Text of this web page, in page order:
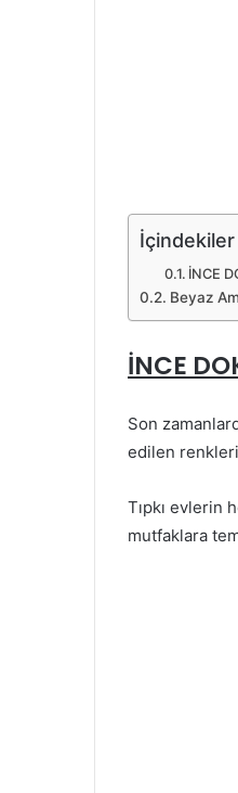
İçindekiler
İNCE
Beyaz
İNCE
Son
edilen
Tıpkı evlerin
mutfaklara